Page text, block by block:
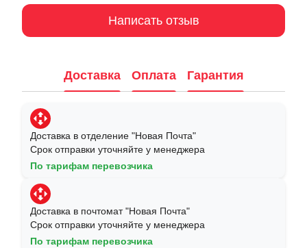
Написать отзыв
Доставка Оплата Гарантия
Доставка в отделение "Новая Почта"
Срок отправки уточняйте у менеджера
По тарифам перевозчика
Доставка в почтомат "Новая Почта"
Срок отправки уточняйте у менеджера
По тарифам перевозчика